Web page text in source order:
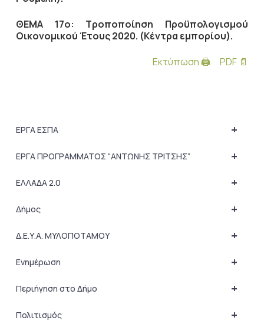
ΘΕΜΑ 17ο: Τροποποίηση Προϋπολογισμού
Οικονομικού Έτους 2020. (Κέντρα εμπορίου).
Εκτύπωση 🖨
PDF 📄
+
ΕΡΓΑ ΕΣΠΑ
+
ΕΡΓΑ ΠΡΟΓΡΑΜΜΑΤΟΣ “ΑΝΤΩΝΗΣ ΤΡΙΤΣΗΣ”
+
ΕΛΛΑΔΑ 2.0
+
Δήμος
+
Δ.Ε.Υ.Α. ΜΥΛΟΠΟΤΑΜΟΥ
+
Ενημέρωση
+
Περιήγηση στο Δήμο
+
Πολιτισμός